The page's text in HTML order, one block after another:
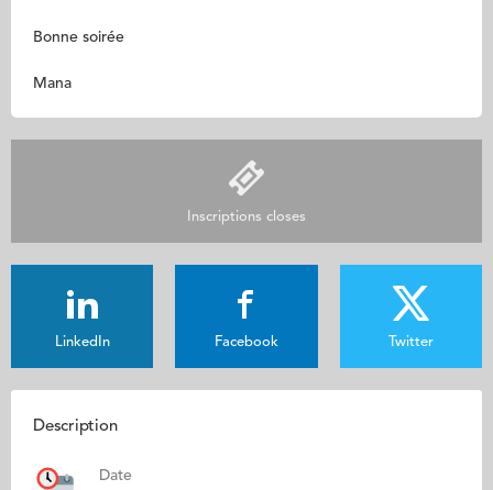
Bonne soirée
Mana
Inscriptions closes
LinkedIn Facebook Twitter
Description
Date